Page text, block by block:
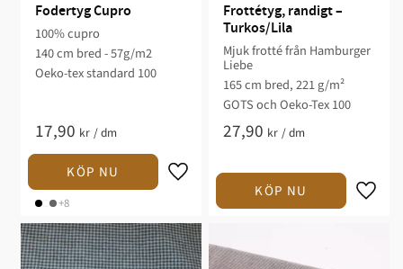
Fodertyg Cupro
100% cupro​
140 cm bred - 57g/m2
Oeko-tex standard 100
17,90 kr /dm
+8
Frottétyg, randigt –
Turkos/Lila
Mjuk frotté från Hamburger
Liebe
165 cm bred, 221 g/m²
GOTS och Oeko-Tex 100
27,90 kr /dm